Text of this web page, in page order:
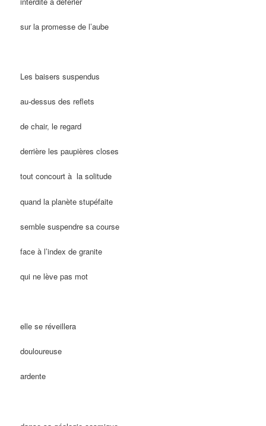
sur la promesse de l’aube
Les baisers suspendus
au-dessus des reflets
de chair, le regard
derrière les paupières closes
tout concourt à la solitude
quand la planète stupéfaite
semble suspendre sa course
face à l’index de granite
qui ne lève pas mot
elle se réveillera
douloureuse
ardente